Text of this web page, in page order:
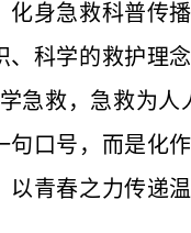
化身急救科普传
、科学的救护理
急救，急救为人
句口号，而是化
以青春之力传递